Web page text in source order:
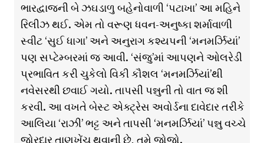
ભારદ્વાજની બે ઝઘડાળુ બહેનોવાળી ‘પટાખા’ આ મહિને
રિલીઝ થઈ. એમ તો વરૂણ ધવન-અનુષ્કા શર્માવાળી
સ્વીટ ‘સુઈ ધાગા’ અને અનુરાગ કશ્યપની ‘મનમર્ઝિયાં’
પણ સપ્ટેમ્બરમાં જ આવી. ‘સંજુ’માં આપણને ઓલરેડી
પ્રભાવિત કરી ચુકેલો વિકી કૌશલ ‘મનમર્ઝિયાં’થી
નવેસરથી છવાઈ ગયો. તાપસી પન્નુની તો વાત જ શી
કરવી. આ વખતે બેસ્ટ એક્ટ્રેસ અવોર્ડના દાવેદાર તરીકે
આલિયા ‘રાઝી’ ભટ્ટ અને તાપસી ‘મનમર્ઝિયાં’ પન્નુ વચ્ચે
જોરદાર તાણખેંચ થવાની છે, તમે જોજો.